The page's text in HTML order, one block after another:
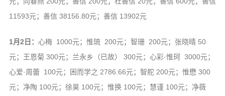
11593元；善信 38156.80元；善信 13902元
1月2日： 心梅 1000元；惟琉 200元；智珊 200元；张晓晴 50
元；王恩菊 300元；兰永乡（已故） 300元；心彩·惟珂 3000元；
心爱·周蕾 100元；困而学之 2786.66元；智舵 200元；惟懋 300
元；净陶 100元；徐昊 100元；惟换 100元；慧谨 100元；净薇